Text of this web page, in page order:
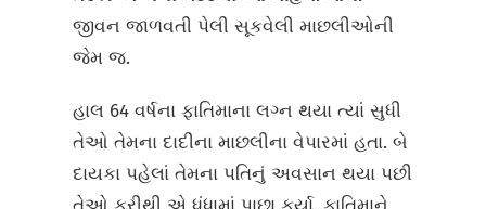
જીવન જાળવતી પેલી સૂકવેલી માછલીઓની
જેમ જ.
હાલ 64 વર્ષના ફાતિમાના લગ્ન થયા ત્યાં સુધી
તેઓ તેમના દાદીના માછલીના વેપારમાં હતા. બે
દાયકા પહેલાં તેમના પતિનું અવસાન થયા પછી